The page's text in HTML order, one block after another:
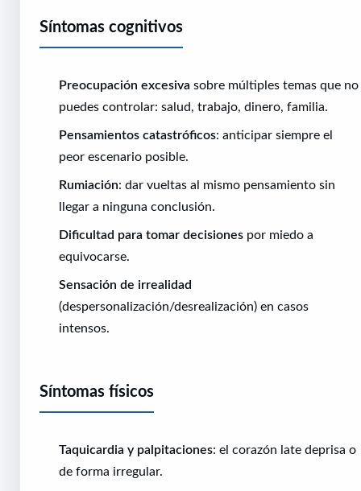
Síntomas cognitivos
Preocupación excesiva sobre múltiples temas que no
puedes controlar: salud, trabajo, dinero, familia.
Pensamientos catastróficos: anticipar siempre el
peor escenario posible.
Rumiación: dar vueltas al mismo pensamiento sin
llegar a ninguna conclusión.
Dificultad para tomar decisiones por miedo a
equivocarse.
Sensación de irrealidad
(despersonalización/desrealización) en casos
intensos.
Síntomas físicos
Taquicardia y palpitaciones: el corazón late deprisa o
de forma irregular.